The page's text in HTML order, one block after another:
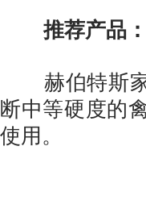
推荐产品
赫伯特斯家
断中等硬度的
使用。